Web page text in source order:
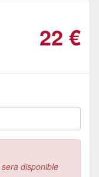
22 €
disponible